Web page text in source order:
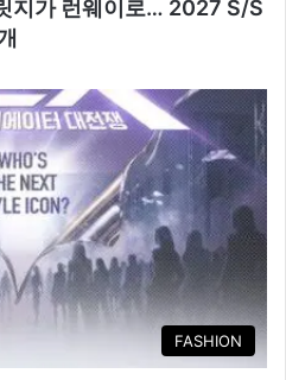
지가 런웨이로… 2027 S/S
FASHION